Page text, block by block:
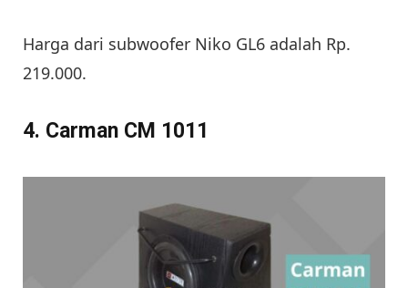
Harga dari subwoofer Niko GL6 adalah Rp.
219.000.
4. Carman CM 1011